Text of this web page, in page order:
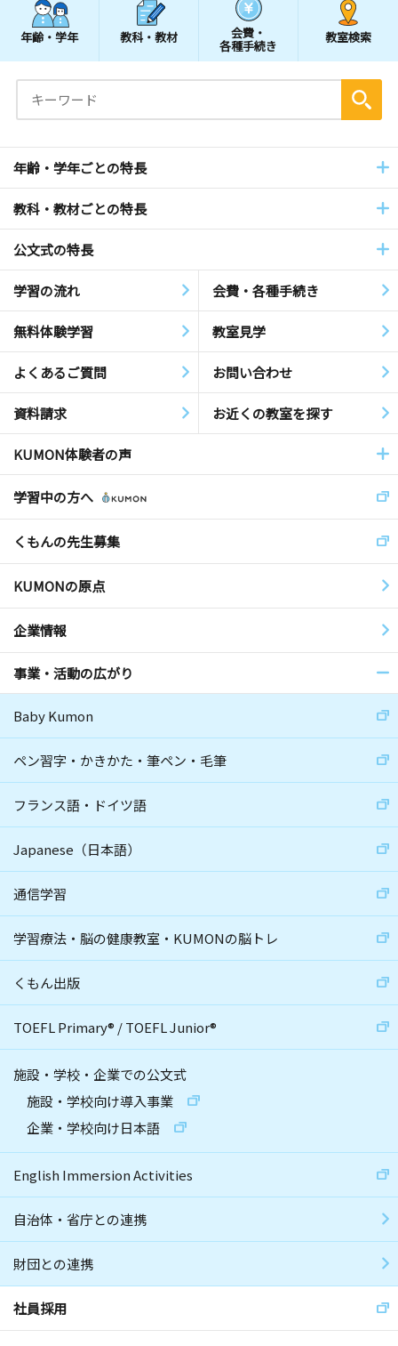
年齢・学年 教科・教材 会費・
各種手続き
教室検索
年齢・学年ごとの特長
教科・教材ごとの特長
公文式の特長
学習の流れ 会費・各種手続き
無料体験学習 教室見学
よくあるご質問 お問い合わせ
資料請求 お近くの教室を探す
KUMON体験者の声
学習中の方へ
くもんの先生募集
KUMONの原点
企業情報
事業・活動の広がり
Baby Kumon
ペン習字・かきかた・筆ペン・毛筆
フランス語・ドイツ語
Japanese（日本語）
通信学習
学習療法・脳の健康教室・KUMONの脳トレ
くもん出版
TOEFL Primary® /TOEFL Junior®
施設・学校・企業での公文式
施設・学校向け導入事業
企業・学校向け日本語
English Immersion Activities
自治体・省庁との連携
財団との連携
社員採用